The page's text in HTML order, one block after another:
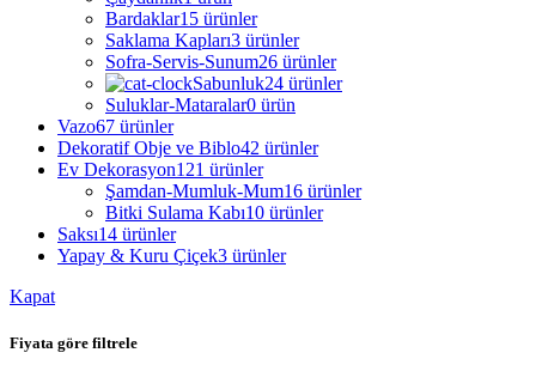
Bardaklar15 ürünler
Saklama Kapları3 ürünler
Sofra-Servis-Sunum26 ürünler
Sabunluk24 ürünler
Suluklar-Mataralar0 ürün
Vazo67 ürünler
Dekoratif Obje ve Biblo42 ürünler
Ev Dekorasyon121 ürünler
Şamdan-Mumluk-Mum16 ürünler
Bitki Sulama Kabı10 ürünler
Saksı14 ürünler
Yapay & Kuru Çiçek3 ürünler
Kapat
Fiyata göre filtrele